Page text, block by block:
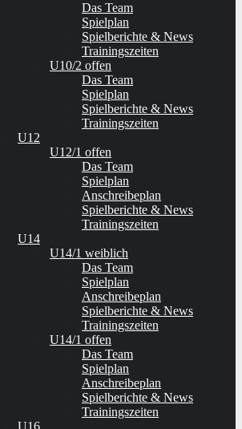
Das Team
Spielplan
Spielberichte & News
Trainingszeiten
U10/2 offen
Das Team
Spielplan
Spielberichte & News
Trainingszeiten
U12
U12/1 offen
Das Team
Spielplan
Anschreibeplan
Spielberichte & News
Trainingszeiten
U14
U14/1 weiblich
Das Team
Spielplan
Anschreibeplan
Spielberichte & News
Trainingszeiten
U14/1 offen
Das Team
Spielplan
Anschreibeplan
Spielberichte & News
Trainingszeiten
U16